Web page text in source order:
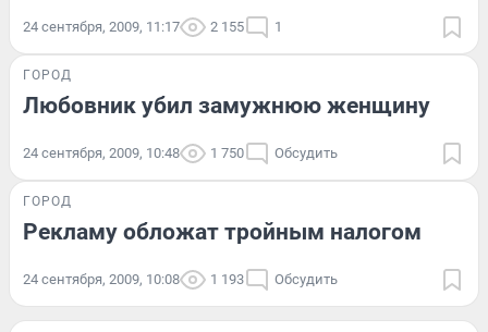
24 сентября, 2009, 11:17 2 155 1
ГОРОД
Любовник убил замужнюю женщину
24 сентября, 2009, 10:48 1 750 Обсудить
ГОРОД
Рекламу обложат тройным налогом
24 сентября, 2009, 10:08 1 193 Обсудить